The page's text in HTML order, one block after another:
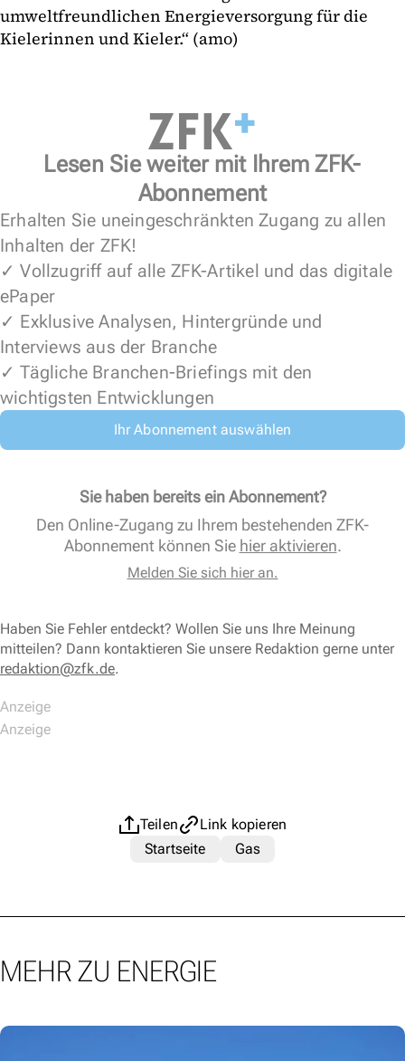
umweltfreundlichen Energieversorgung für die
Kielerinnen und Kieler.“ (amo)
Lesen Sie weiter mit Ihrem ZFK-
Abonnement
Erhalten Sie uneingeschränkten Zugang zu allen
Inhalten der ZFK!
✓ Vollzugriff auf alle ZFK-Artikel und das digitale
ePaper
✓ Exklusive Analysen, Hintergründe und
Interviews aus der Branche
✓ Tägliche Branchen-Briefings mit den
wichtigsten Entwicklungen
Ihr Abonnement auswählen
Sie haben bereits ein Abonnement?
Den Online-Zugang zu Ihrem bestehenden ZFK-
Abonnement können Sie hier aktivieren.
Melden Sie sich hier an.
Haben Sie Fehler entdeckt? Wollen Sie uns Ihre Meinung
mitteilen? Dann kontaktieren Sie unsere Redaktion gerne unter
redaktion@zfk.de.
Teilen
Link kopieren
Startseite
Gas
MEHR ZU ENERGIE